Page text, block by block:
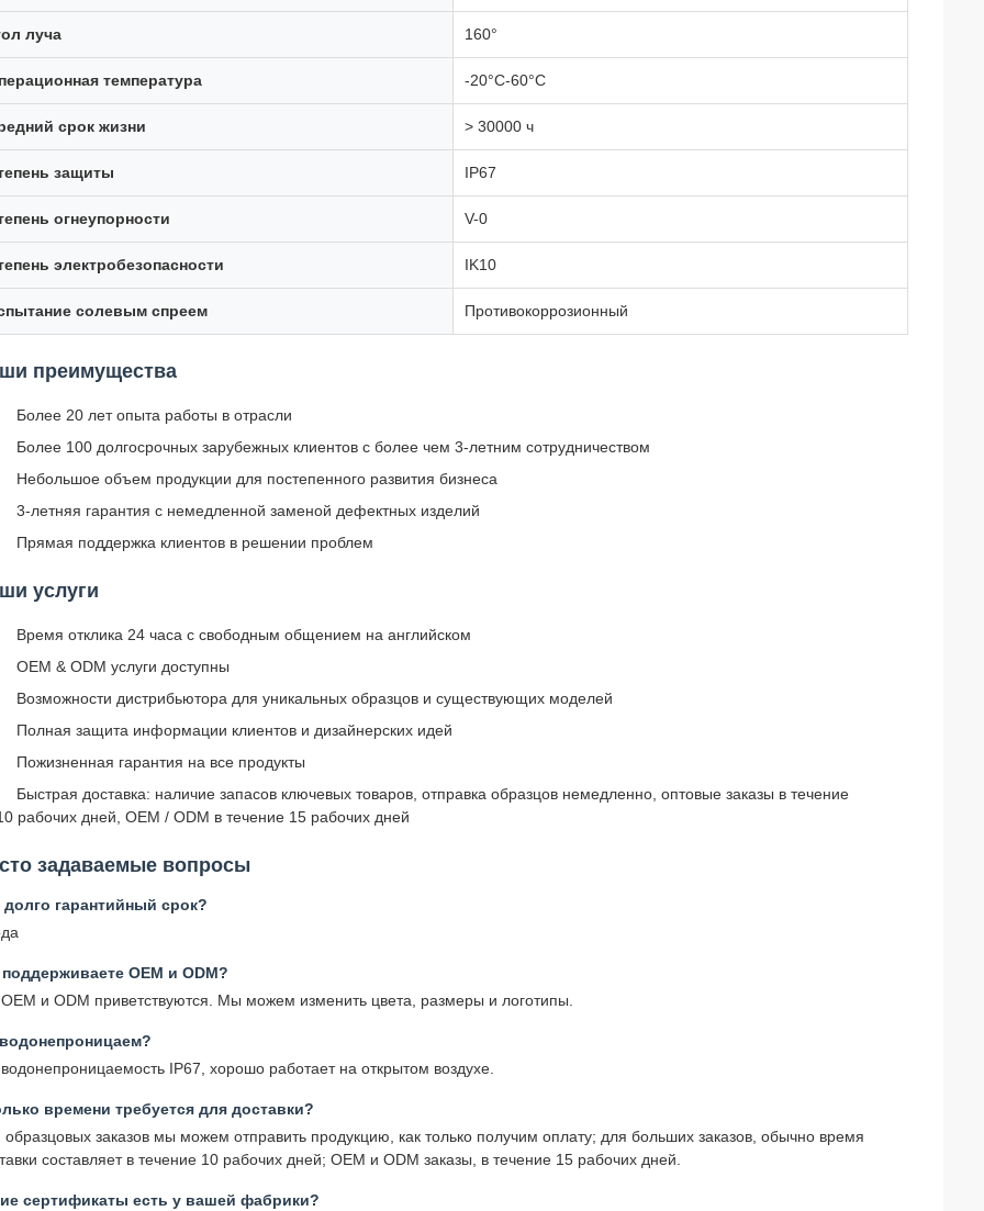
луча 160°
температура -20°C-60°C
срок жизни > 30000 ч
защиты IP67
огнеупорности V-0
электробезопасности IK10
солевым спреем Противокоррозионный
преимущества
Более 20 лет опыта работы в отрасли
Более 100 долгосрочных зарубежных клиентов с более чем 3-летним сотрудничеством
Небольшое объем продукции для постепенного развития бизнеса
3-летняя гарантия с немедленной заменой дефектных изделий
Прямая поддержка клиентов в решении проблем
услуги
Время отклика 24 часа с свободным общением на английском
OEM & ODM услуги доступны
Возможности дистрибьютора для уникальных образцов и существующих моделей
Полная защита информации клиентов и дизайнерских идей
Пожизненная гарантия на все продукты
Быстрая доставка: наличие запасов ключевых товаров, отправка образцов немедленно, оптовые заказы в течение
рабочих дней, OEM / ODM в течение 15 рабочих дней
задаваемые вопросы
долго гарантийный срок?
OEM и ODM?
и ODM приветствуются. Мы можем изменить цвета, размеры и логотипы.
IP67, хорошо работает на открытом воздухе.
времени требуется для доставки?
образцовых заказов мы можем отправить продукцию, как только получим оплату; для больших заказов, обычно время
составляет в течение 10 рабочих дней; OEM и ODM заказы, в течение 15 рабочих дней.
сертификаты есть у вашей фабрики?